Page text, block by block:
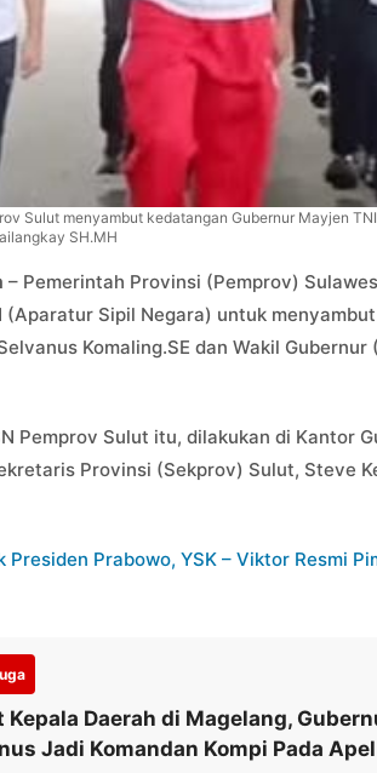
Sulut menyambut kedatangan Gubernur Mayjen
SH.MH
– Pemerintah Provinsi (Pemprov)
Sipil Negara) untuk
Komaling.SE dan Wakil
Pemprov Sulut itu, dilakukan di Kantor
Provinsi (Sekprov) Sulut, Steve
Presiden Prabowo, YSK – Viktor Resmi
Kepala Daerah di Magelang,
Jadi Komandan Kompi Pada